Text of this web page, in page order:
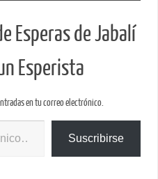
Esperas de Jabalí
Esperista
en tu correo electrónico.
Suscribirse